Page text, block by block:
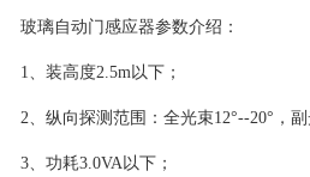
玻璃自动门感应器参数介绍：
1、装高度2.5m以下；
2、纵向探测范围：全光束12°--20°，副
3、功耗3.0VA以下；